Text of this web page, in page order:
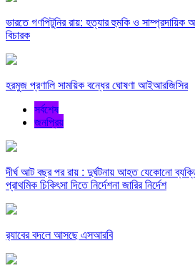
ভারতে গণপিটুনির রায়: হত্যার হুমকি ও সাম্প্রদায়িক
বিচারক
হরমুজ প্রণালি সাময়িক বন্ধের ঘোষণা আইআরজিসির
সর্বশেষ
জনপ্রিয়
দীর্ঘ আট বছর পর রায় : দুর্ঘটনায় আহত যেকোনো
প্রাথমিক চিকিৎসা দিতে নির্দেশনা জারির নির্দেশ
র‍্যাবের বদলে আসছে এসআরবি